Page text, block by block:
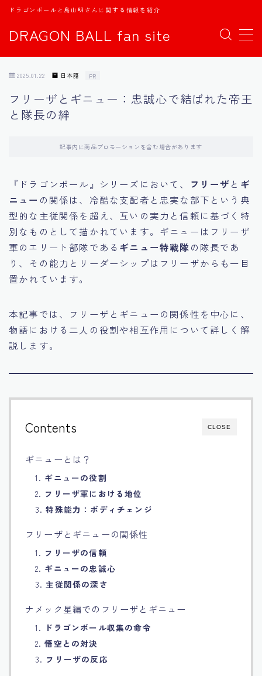
DRAGON BALL fan site
ドラゴンボールと鳥山明さんに関する情報を紹介
MENU
日本語
中文
Español
اللغة العربية
Français
Bahasa Indonesia
Português
2025.01.22 日本語 PR
フリーザとギニュー：忠誠心で結ばれた帝王
と隊長の絆
記事内に商品プロモーションを含む場合があります
『ドラゴンボール』シリーズにおいて、 フリーザと ギ
ニュー の関係は、冷酷な支配者と忠実な部下という典
型的な主従関係を超え、互いの実力と信頼に基づく特
別なものとして描かれています。ギニューはフリーザ
軍のエリート部隊である ギニュー特戦隊の隊長であ
り、その能力とリーダーシップはフリーザからも一目
置かれています。
本記事では、フリーザとギニューの関係性を中心に、
物語における二人の役割や相互作用について詳しく解
説します。
CLOSE
Contents
ギニューとは？
1. ギニューの役割
2. フリーザ軍における地位
3.特殊能力：ボディチェンジ
フリーザとギニューの関係性
1. フリーザの信頼
2. ギニューの忠誠心
3. 主従関係の深さ
ナメック星編でのフリーザとギニュー
1. ドラゴンボール収集の命令
2.悟空との対決
3. フリーザの反応